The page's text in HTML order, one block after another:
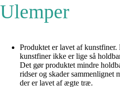
Ulemper
Produktet er lavet af
kunstfiner ikke er lige så
Det gør produktet mindre
ridser og skader sammenlignet
der er lavet af ægte træ.